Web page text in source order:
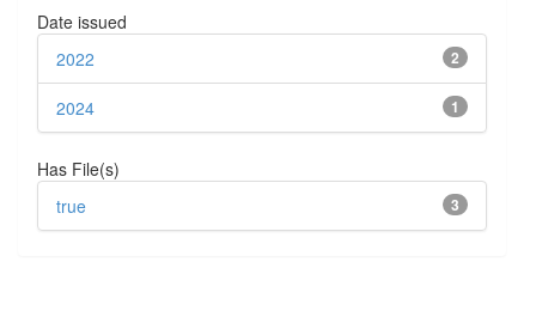
Date issued
2
2022
1
2024
Has File(s)
3
true